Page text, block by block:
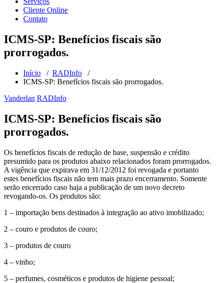
Cliente Online
Contato
ICMS-SP: Benefícios fiscais são
prorrogados.
Início / RADInfo /
ICMS-SP: Benefícios fiscais são prorrogados.
Vanderlan RADInfo
ICMS-SP: Benefícios fiscais são
prorrogados.
Os benefícios fiscais de redução de base, suspensão e crédito
presumido para os produtos abaixo relacionados foram prorrogados.
A vigência que expirava em 31/12/2012 foi revogada e portanto
estes benefícios fiscais não tem mais prazo encerramento. Somente
serão encerrado caso haja a publicação de um novo decreto
revogando-os. Os produtos são:
1 – importação bens destinados à integração ao ativo imobilizado;
2 – couro e produtos de couro;
3 – produtos de couro
4 – vinho;
5 – perfumes, cosméticos e produtos de higiene pessoal;